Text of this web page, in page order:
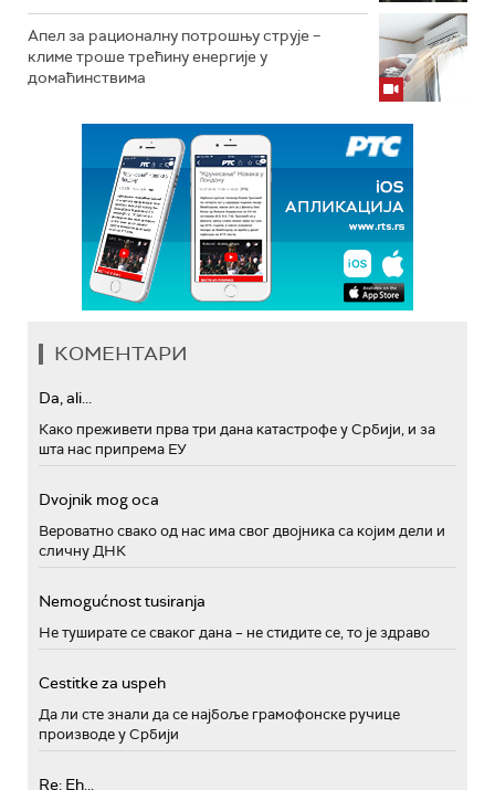
Апел за рационалну потрошњу струје –
климе троше трећину енергије у
домаћинствима
КОМЕНТАРИ
Da, ali...
Како преживети прва три дана катастрофе у Србији, и за
шта нас припрема ЕУ
Dvojnik mog oca
Вероватно свако од нас има свог двојника са којим дели и
сличну ДНК
Nemogućnost tusiranja
Не туширате се сваког дана – не стидите се, то је здраво
Cestitke za uspeh
Да ли сте знали да се најбоље грамофонске ручице
производе у Србији
Re: Eh...